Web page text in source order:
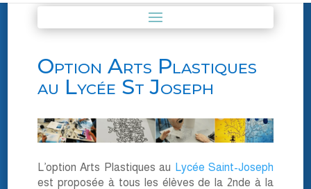
Option Arts Plastiques
au Lycée St Joseph
L’option Arts Plastiques au Lycée Saint-Joseph
est proposée à tous les élèves de la 2nde à la